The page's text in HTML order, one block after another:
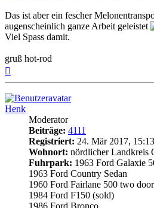
Das ist aber ein fescher
augenscheinlich ganze Arbeit geleistet
Viel Spass damit.
gruß hot-rod
Henk
Moderator
Beiträge: 4111
Registriert: 24. Mär 2017, 15:13
Wohnort: nördlicher Landkreis
Fuhrpark: 1963 Ford Galaxie
1963 Ford Country Sedan
1960 Ford Fairlane 500 two
1984 Ford F150 (sold)
1986 Ford Bronco